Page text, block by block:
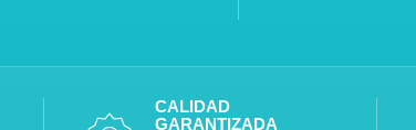
CALIDAD
GARANTIZADA